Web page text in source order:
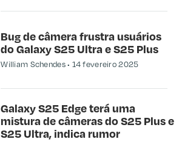
Bug de câmera frustra usuários
do Galaxy S25 Ultra e S25 Plus
William Schendes 14 fevereiro 2025
Galaxy S25 Edge terá uma
mistura de câmeras do S25 Plus e
S25 Ultra, indica rumor